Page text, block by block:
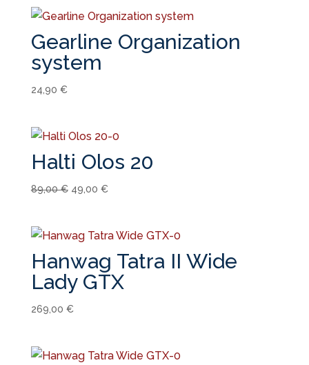
139,00 €.119,00 €.
Gearline Organization
system
24,90 €
Halti Olos 20
89,00€ Alkuperäinen
89,00 €.
49,00 €Nykyinen
49,00 €.
Hanwag Tatra II Wide
Lady GTX
269,00 €